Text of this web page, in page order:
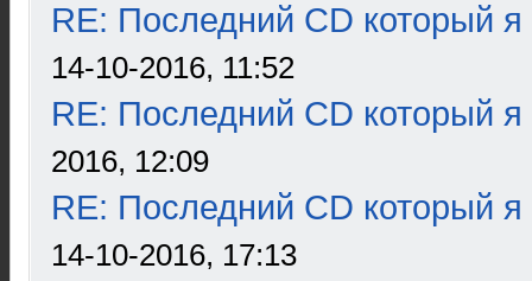
RE: Последний CD который я
14-10-2016, 11:52
RE: Последний CD который я
2016, 12:09
RE: Последний CD который я
14-10-2016, 17:13